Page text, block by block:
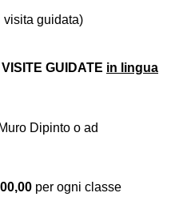
visita guidata)
GUIDATE in lingua
Dipinto o ad
per ogni classe